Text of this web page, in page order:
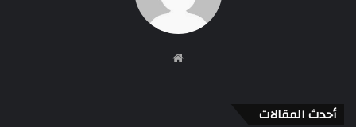
أحدث المقالات